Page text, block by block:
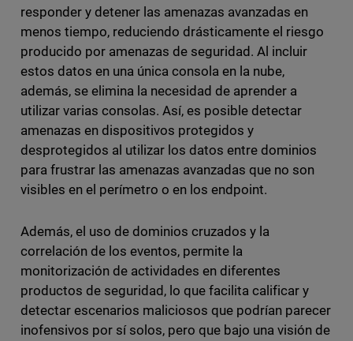
responder y detener las amenazas avanzadas en
menos tiempo, reduciendo drásticamente el riesgo
producido por amenazas de seguridad. Al incluir
estos datos en una única consola en la nube,
además, se elimina la necesidad de aprender a
utilizar varias consolas. Así, es posible detectar
amenazas en dispositivos protegidos y
desprotegidos al utilizar los datos entre dominios
para frustrar las amenazas avanzadas que no son
visibles en el perímetro o en los endpoint.
Además, el uso de dominios cruzados y la
correlación de los eventos, permite la
monitorización de actividades en diferentes
productos de seguridad, lo que facilita calificar y
detectar escenarios maliciosos que podrían parecer
inofensivos por sí solos, pero que bajo una visión de